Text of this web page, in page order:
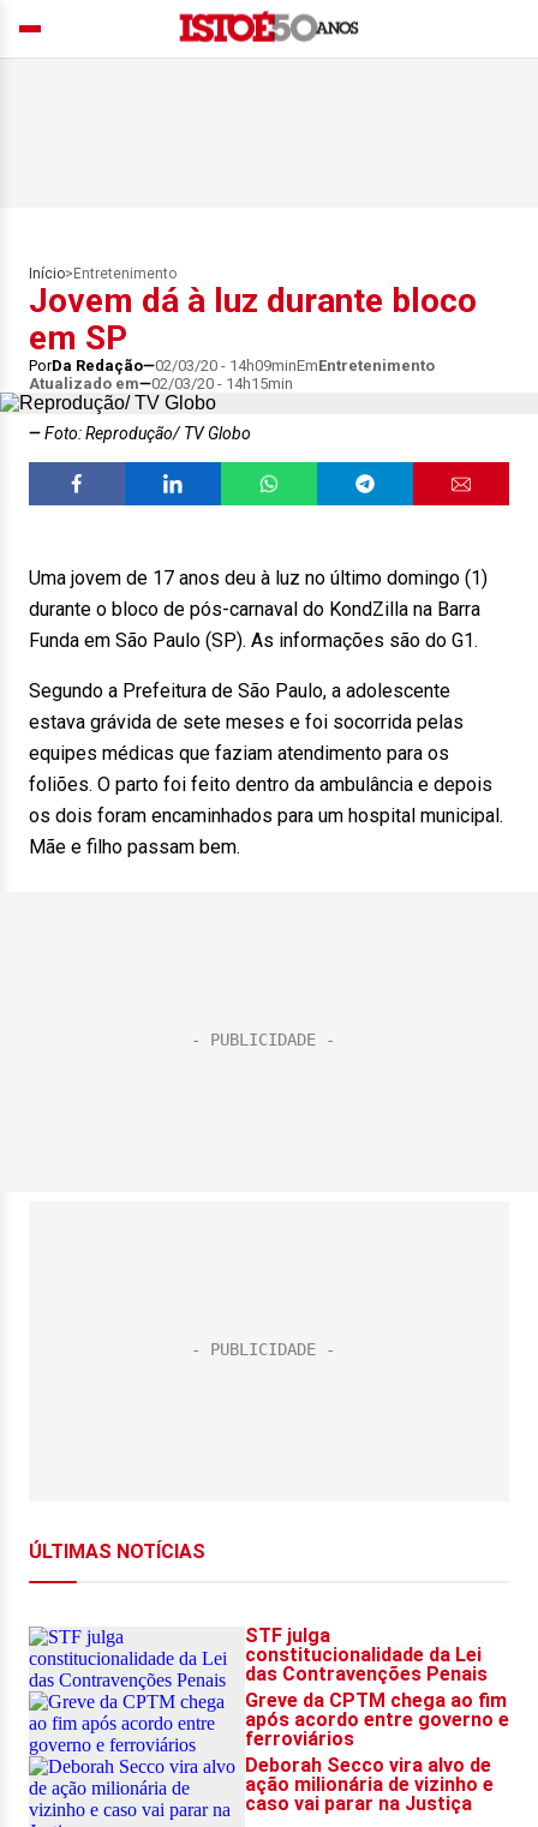
Início> Entretenimento
Jovem dá à luz durante bloco
em SP
PorDa Redação 02/03/20 - 14h09minEmEntretenimento
Atualizado em
02/03/20 - 14h15min
Foto: Reprodução/ TV Globo
Uma jovem de 17 anos deu à luz no último domingo (1)
durante o bloco de pós-carnaval do KondZilla na Barra
Funda em São Paulo (SP). As informações são do G1.
Segundo a Prefeitura de São Paulo, a adolescente
estava grávida de sete meses e foi socorrida pelas
equipes médicas que faziam atendimento para os
foliões. O parto foi feito dentro da ambulância e depois
os dois foram encaminhados para um hospital municipal.
Mãe e filho passam bem.